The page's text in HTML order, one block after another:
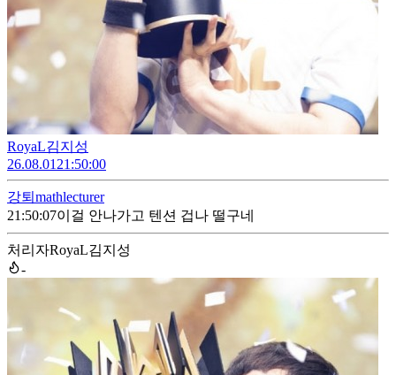
RoyaL김지성
26.08.01 21:50:00
강퇴 mathlecturer
21:50:07이걸 안나가고 텐션 겁나 떨구네
처리자RoyaL김지성
-